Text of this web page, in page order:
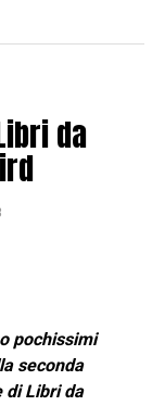
da
pochissimi
seconda
di Libri da